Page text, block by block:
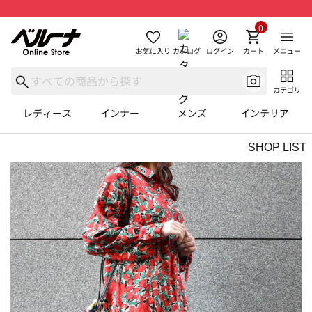
お気に入り カタログ ログイン カート
0
メニュー
カテゴリ
レディース インナー メンズ インテリア
SHOP LIST